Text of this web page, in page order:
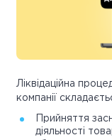
Ліквідаційна
компанії
Прийняття
діяльності